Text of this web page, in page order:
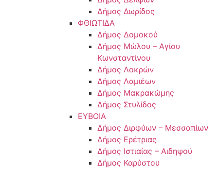
Δήμος Δωρίδος
ΦΘΙΩΤΙΔΑ
Δήμος Δομοκού
Δήμος Μώλου – Αγίου
Κωνσταντίνου
Δήμος Λοκρών
Δήμος Λαμιέων
Δήμος Μακρακώμης
Δήμος Στυλίδος
ΕΥΒΟΙΑ
Δήμος Διρφύων – Μεσσαπίων
Δήμος Ερέτριας
Δήμος Ιστιαίας – Αιδηψού
Δήμος Καρύστου